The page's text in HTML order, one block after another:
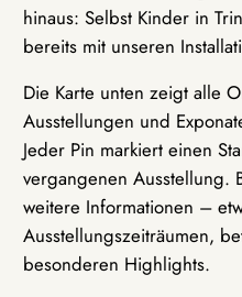
hinaus: Selbst Kinder in
bereits mit unseren
Die Karte unten zeigt alle
Ausstellungen und
Jeder Pin markiert einen
vergangenen Ausstellung.
weitere Informationen –
Ausstellungszeiträumen,
besonderen Highlights.